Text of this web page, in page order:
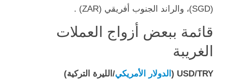
(SGD)، والراند الجنوب أفريقي (ZAR) .
قائمة ببعض أزواج العملات
الغريبة
USD/TRY ( الدولار الأمريكي/الليرة التركية)